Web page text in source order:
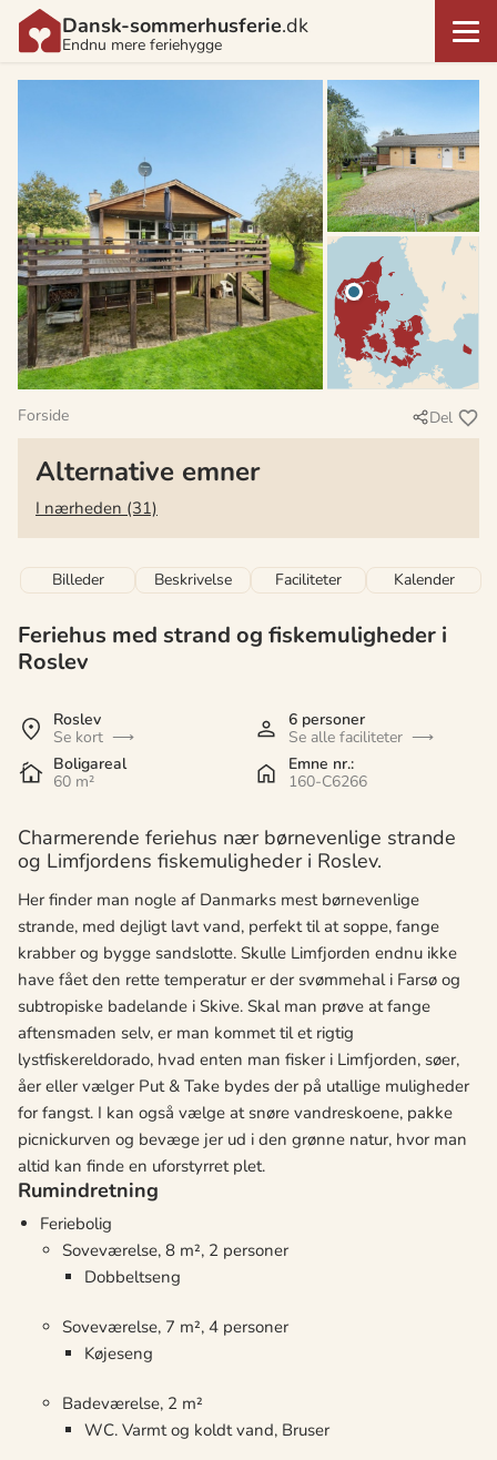
Dansk-sommerhusferie.dk
Endnu mere feriehygge
Forside Del
Alternative emner
I nærheden (31)
Billeder Beskrivelse Faciliteter Kalender
Feriehus med strand og fiskemuligheder i
Roslev
Roslev
Se kort
6 personer
Se alle faciliteter
Boligareal
60 m²
Emne nr.:
160-C6266
Charmerende feriehus nær børnevenlige strande
og Limfjordens fiskemuligheder i Roslev.
Her finder man nogle af Danmarks mest børnevenlige
strande, med dejligt lavt vand, perfekt til at soppe, fange
krabber og bygge sandslotte. Skulle Limfjorden endnu ikke
have fået den rette temperatur er der svømmehal i Farsø og
subtropiske badelande i Skive. Skal man prøve at fange
aftensmaden selv, er man kommet til et rigtig
lystfiskereldorado, hvad enten man fisker i Limfjorden, søer,
åer eller vælger Put & Take bydes der på utallige muligheder
for fangst. I kan også vælge at snøre vandreskoene, pakke
picnickurven og bevæge jer ud i den grønne natur, hvor man
altid kan finde en uforstyrret plet.
Rumindretning
Feriebolig
Soveværelse, 8 m², 2 personer
Dobbeltseng
Soveværelse, 7 m², 4 personer
Køjeseng
Badeværelse, 2 m²
WC. Varmt og koldt vand, Bruser